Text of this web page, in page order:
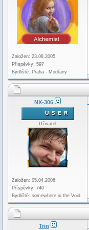
Založen: 23.08.2005
Příspěvky: 597
Bydliště: Praha - Modřany
NX-306
Uživatel
Založen: 05.04.2006
Příspěvky: 740
Bydliště: somewhere in the Void
Trin